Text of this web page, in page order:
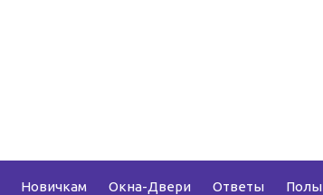
Новичкам Окна-Двери Ответы Полы